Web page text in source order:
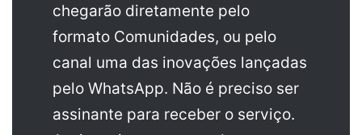
chegarão diretamente pelo
formato Comunidades, ou pelo
canal uma das inovações lançadas
pelo WhatsApp. Não é preciso ser
assinante para receber o serviço.